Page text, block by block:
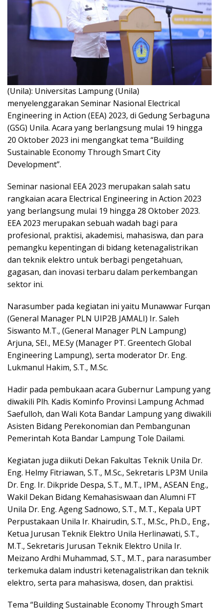
(Unila): Universitas Lampung (Unila)
menyelenggarakan Seminar Nasional Electrical
Engineering in Action (EEA) 2023, di Gedung Serbaguna
(GSG) Unila. Acara yang berlangsung mulai 19 hingga
20 Oktober 2023 ini mengangkat tema “Building
Sustainable Economy Through Smart City
Development”.
Seminar nasional EEA 2023 merupakan salah satu
rangkaian acara Electrical Engineering in Action 2023
yang berlangsung mulai 19 hingga 28 Oktober 2023.
EEA 2023 merupakan sebuah wadah bagi para
profesional, praktisi, akademisi, mahasiswa, dan para
pemangku kepentingan di bidang ketenagalistrikan
dan teknik elektro untuk berbagi pengetahuan,
gagasan, dan inovasi terbaru dalam perkembangan
sektor ini.
Narasumber pada kegiatan ini yaitu Munawwar Furqan
(General Manager PLN UIP2B JAMALI) Ir. Saleh
Siswanto M.T., (General Manager PLN Lampung)
Arjuna, SEI., ME.Sy (Manager PT. Greentech Global
Engineering Lampung), serta moderator Dr. Eng.
Lukmanul Hakim, S.T., M.Sc.
Hadir pada pembukaan acara Gubernur Lampung yang
diwakili Plh. Kadis Kominfo Provinsi Lampung Achmad
Saefulloh, dan Wali Kota Bandar Lampung yang diwakili
Asisten Bidang Perekonomian dan Pembangunan
Pemerintah Kota Bandar Lampung Tole Dailami.
Kegiatan juga diikuti Dekan Fakultas Teknik Unila Dr.
Eng. Helmy Fitriawan, S.T., M.Sc., Sekretaris LP3M Unila
Dr. Eng. Ir. Dikpride Despa, S.T., M.T., IPM., ASEAN Eng.,
Wakil Dekan Bidang Kemahasiswaan dan Alumni FT
Unila Dr. Eng. Ageng Sadnowo, S.T., M.T., Kepala UPT
Perpustakaan Unila Ir. Khairudin, S.T., M.Sc., Ph.D., Eng.,
Ketua Jurusan Teknik Elektro Unila Herlinawati, S.T.,
M.T., Sekretaris Jurusan Teknik Elektro Unila Ir.
Meizano Ardhi Muhammad, S.T., M.T., para narasumber
terkemuka dalam industri ketenagalistrikan dan teknik
elektro, serta para mahasiswa, dosen, dan praktisi.
Tema “Building Sustainable Economy Through Smart